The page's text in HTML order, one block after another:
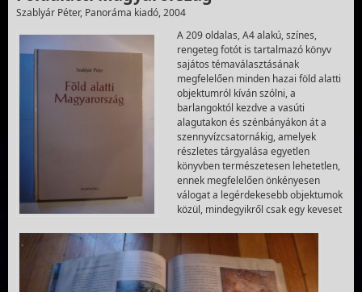
Szablyár Péter, Panoráma kiadó, 2004
A 209 oldalas, A4 alakú, színes,
rengeteg fotót is tartalmazó könyv
sajátos témaválasztásának
megfelelően minden hazai föld alatti
objektumról kíván szólni, a
barlangoktól kezdve a vasúti
alagutakon és szénbányákon át a
szennyvízcsatornákig, amelyek
részletes tárgyalása egyetlen
könyvben természetesen lehetetlen,
ennek megfelelően önkényesen
válogat a legérdekesebb objektumok
közül, mindegyikről csak egy keveset